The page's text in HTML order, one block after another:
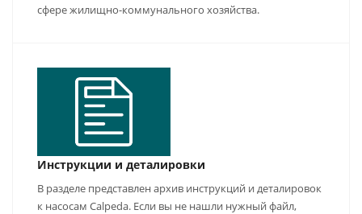
сфере жилищно-коммунального хозяйства.
Инструкции и деталировки
В разделе представлен архив инструкций и деталировок
к насосам Calpeda. Если вы не нашли нужный файл,